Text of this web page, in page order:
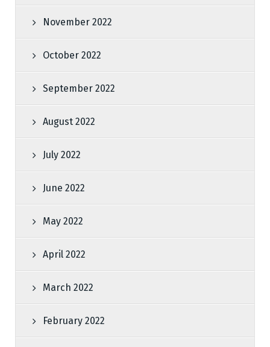
November 2022
October 2022
September 2022
August 2022
July 2022
June 2022
May 2022
April 2022
March 2022
February 2022